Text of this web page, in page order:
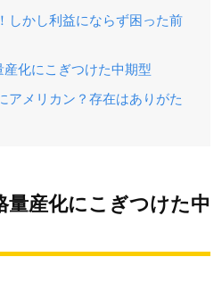
しかし利益にならず困った前
化にこぎつけた中期型
アメリカン？存在はありがた
量産化にこぎつけた中